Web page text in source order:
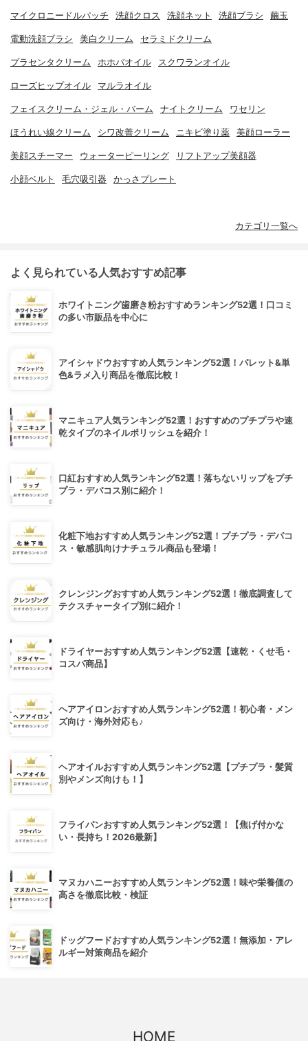
マイクロニードルパッチ 洗顔クロス 洗顔ネット 洗顔ブラシ 繭玉
電動洗顔ブラシ 美白クリーム セラミドクリーム
プラセンタクリーム ホホバオイル スクワランオイル
ローズヒップオイル マルラオイル
フェイスクリーム・ジェル・バーム ナイトクリーム ワセリン
ほうれい線クリーム シワ改善クリーム ニキビ塗り薬 美顔ローラー
美顔スチーマー ウォーターピーリング リフトアップ美顔器
小顔ベルト 毛穴吸引器 かっさプレート
カテゴリ一覧へ
よく見られている人気おすすめ記事
ホワイトニング歯磨き粉おすすめランキング52選！口コミ
の多い市販品を中心に
アイシャドウおすすめ人気ランキング52選！パレット&単
色&ラメ入り商品を徹底比較！
マニキュア人気ランキング52選！おすすめのプチプラや速
乾タイプのネイルポリッシュを紹介！
口紅おすすめ人気ランキング52選！落ちないリップをプチ
プラ・デパコス別に紹介！
化粧下地おすすめ人気ランキング52選！プチプラ・デパコ
ス・敏感肌向けナチュラル商品も登場！
クレンジングおすすめ人気ランキング52選！徹底調査して
テクスチャータイプ別に紹介！
ドライヤーおすすめ人気ランキング52選【速乾・くせ毛・
コスパ商品】
ヘアアイロンおすすめ人気ランキング52選！初心者・メン
ズ向け・海外対応も♪
ヘアオイルおすすめ人気ランキング52選【プチプラ・髪質
別やメンズ向けも！】
フライパンおすすめ人気ランキング52選！【焦げ付かな
い・長持ち！2026最新】
マヌカハニーおすすめ人気ランキング52選！味や栄養価の
高さを徹底比較・検証
ドッグフードおすすめ人気ランキング52選！無添加・アレ
ルギー対策商品を紹介
HOME